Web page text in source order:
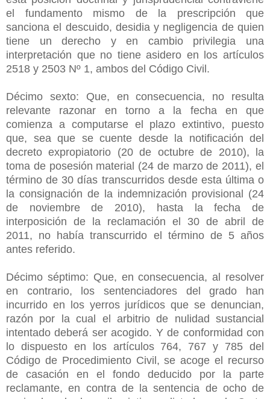
el fundamento mismo de la prescripción que
sanciona el descuido, desidia y negligencia de quien
tiene un derecho y en cambio privilegia una
interpretación que no tiene asidero en los artículos
2518 y 2503 Nº 1, ambos del Código Civil.
Décimo sexto: Que, en consecuencia, no resulta
relevante razonar en torno a la fecha en que
comienza a computarse el plazo extintivo, puesto
que, sea que se cuente desde la notificación del
decreto expropiatorio (20 de octubre de 2010), la
toma de posesión material (24 de marzo de 2011), el
término de 30 días transcurridos desde esta última o
la consignación de la indemnización provisional (24
de noviembre de 2010), hasta la fecha de
interposición de la reclamación el 30 de abril de
2011, no había transcurrido el término de 5 años
antes referido.
Décimo séptimo: Que, en consecuencia, al resolver
en contrario, los sentenciadores del grado han
incurrido en los yerros jurídicos que se denuncian,
razón por la cual el arbitrio de nulidad sustancial
intentado deberá ser acogido. Y de conformidad con
lo dispuesto en los artículos 764, 767 y 785 del
Código de Procedimiento Civil, se acoge el recurso
de casación en el fondo deducido por la parte
reclamante, en contra de la sentencia de ocho de